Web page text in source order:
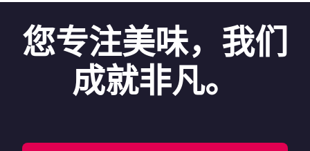
您专注美味，我们
成就非凡。